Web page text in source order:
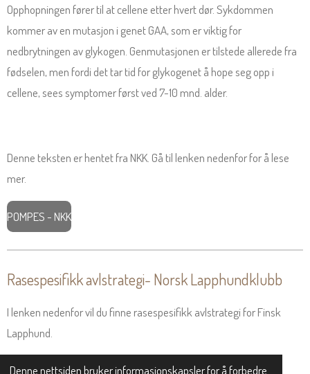
Denne nettsiden bruker informasjonskapsler for å forbedre
Opphopningen fører til at cellene etter hvert dør. Sykdommen
kommer av en mutasjon i genet GAA, som er viktig for
nedbrytningen av glykogen. Genmutasjonen er tilstede allerede fra
fødselen, men fordi det tar tid for glykogenet å hope seg opp i
cellene, sees symptomer først ved 7-10 mnd. alder.
Denne teksten er hentet fra NKK. Gå til lenken nedenfor for å lese
mer.
POMPES - NKK
Rasespesifikk avlstrategi- Norsk Lapphundklubb
I lenken nedenfor vil du finne rasespesifikk avlstrategi for Finsk
Lapphund.
RASESPESIFIKK AVLSTRATEGI FINSK LAPPHUND